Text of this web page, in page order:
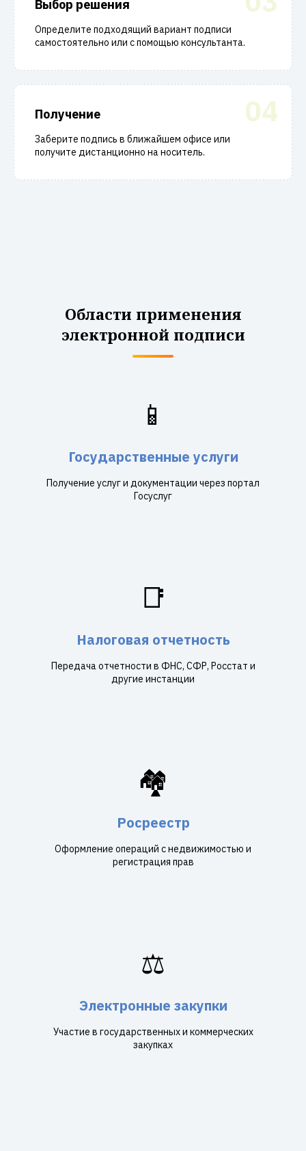
Выбор решения
Определите подходящий вариант подписи
самостоятельно или с помощью консультанта.
04
Получение
Заберите подпись в ближайшем офисе или
получите дистанционно на носитель.
Области применения
электронной подписи
📱
Государственные услуги
Получение услуг и документации через портал
Госуслуг
📑
Налоговая отчетность
Передача отчетности в ФНС, СФР, Росстат и
другие инстанции
🏘️
Росреестр
Оформление операций с недвижимостью и
регистрация прав
⚖️
Электронные закупки
Участие в государственных и коммерческих
закупках